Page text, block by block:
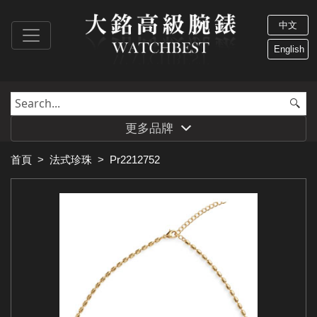
中文
English
更多品牌
首頁 > 法式珍珠 > Pr2212752